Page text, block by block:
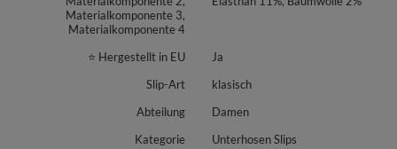
Materialkomponente 3,
Materialkomponente 4
⭐ Hergestellt in EU
Ja
Slip-Art
klasisch
Abteilung
Damen
Kategorie
Unterhosen Slips